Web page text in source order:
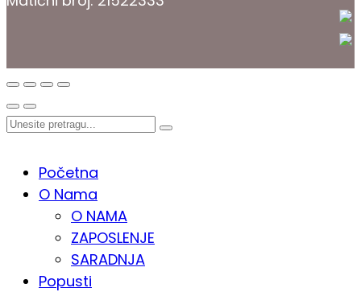
Početna
O Nama
O NAMA
ZAPOSLENJE
SARADNJA
Popusti